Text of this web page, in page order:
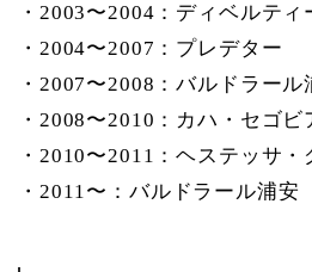
・2003〜2004：ディベルティ
・2004〜2007：プレデター
・2007〜2008：バルドラール
・2008〜2010：カハ・セゴビ
・2010〜2011：ヘステッサ・
・2011〜：バルドラール浦安